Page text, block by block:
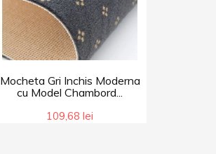
Mocheta Gri Inchis Moderna
cu Model Chambord...
109,68 lei